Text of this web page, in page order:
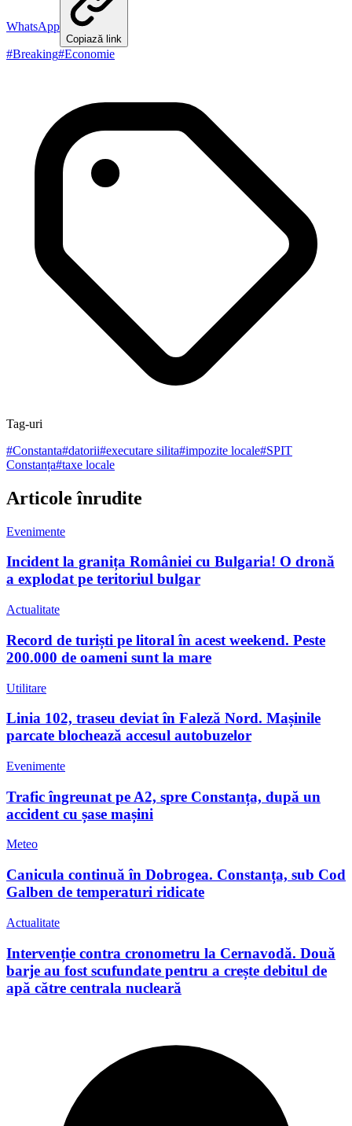
WhatsApp
Copiază link
#Breaking#Economie
Tag-uri
#Constanta#datorii#executare silita#impozite locale#SPIT
Constanța#taxe locale
Articole înrudite
Evenimente
Incident la granița României cu Bulgaria! O dronă
a explodat pe teritoriul bulgar
Actualitate
Record de turiști pe litoral în acest weekend. Peste
200.000 de oameni sunt la mare
Utilitare
Linia 102, traseu deviat în Faleză Nord. Mașinile
parcate blochează accesul autobuzelor
Evenimente
Trafic îngreunat pe A2, spre Constanța, după un
accident cu șase mașini
Meteo
Canicula continuă în Dobrogea. Constanța, sub Cod
Galben de temperaturi ridicate
Actualitate
Intervenție contra cronometru la Cernavodă. Două
barje au fost scufundate pentru a crește debitul de
apă către centrala nucleară